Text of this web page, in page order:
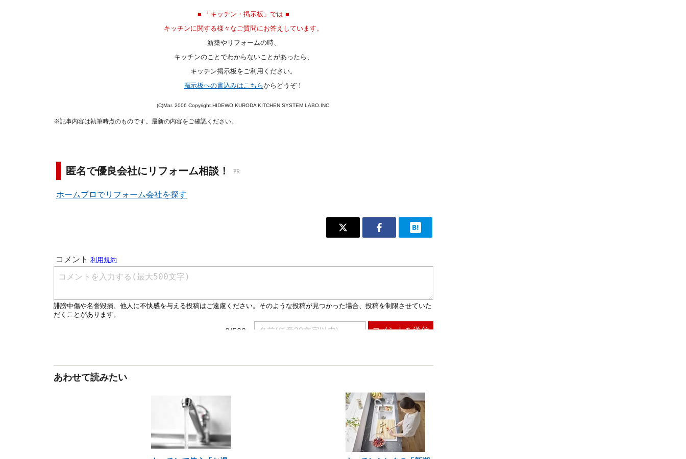
■ 「キッチン・掲示板」では ■
キッチンに関する様々なご質問にお答えしています。
新築やリフォームの時、
キッチンのことでわからないことがあったら、
キッチン掲示板をご利用ください。
掲示板への書込みはこちらからどうぞ！
(C)Mar. 2006 Copyright HIDEWO KURODA KITCHEN SYSTEM LABO.INC.
※記事内容は執筆時点のものです。最新の内容をご確認ください。
匿名で優良会社にリフォーム相談！
ホームプロでリフォーム会社を探す
あわせて読みたい